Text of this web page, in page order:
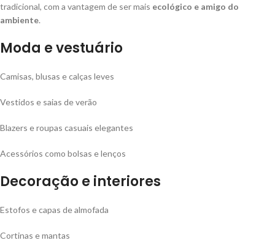
tradicional, com a vantagem de ser mais ecológico e amigo do
ambiente.
Moda e vestuário
Camisas, blusas e calças leves
Vestidos e saias de verão
Blazers e roupas casuais elegantes
Acessórios como bolsas e lenços
Decoração e interiores
Estofos e capas de almofada
Cortinas e mantas